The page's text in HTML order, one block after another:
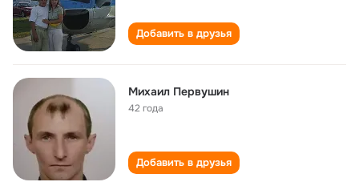
Добавить в друзья
Михаил Первушин
42 года
Добавить в друзья